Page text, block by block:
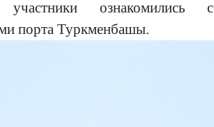
ознакомились с
порта Туркменбашы.